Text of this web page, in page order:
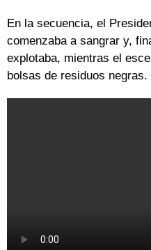
En la secuencia, el
comenzaba a sangrar y,
explotaba, mientras el
bolsas de residuos negras.